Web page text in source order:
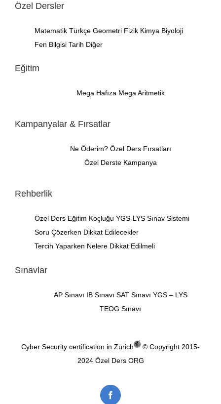
Özel Dersler
Matematik Türkçe Geometri Fizik Kimya Biyoloji
Fen Bilgisi Tarih Diğer
Eğitim
Mega Hafıza Mega Aritmetik
Kampanyalar & Fırsatlar
Ne Öderim? Özel Ders Fırsatları
Özel Derste Kampanya
Rehberlik
Özel Ders Eğitim Koçluğu YGS-LYS Sınav Sistemi
Soru Çözerken Dikkat Edilecekler
Tercih Yaparken Nelere Dikkat Edilmeli
Sınavlar
AP Sınavı IB Sınavı SAT Sınavı YGS – LYS
TEOG Sınavı
Cyber Security certification in Zürich
© Copyright 2015-
2024 Özel Ders ORG
Facebook